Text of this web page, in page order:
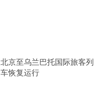
北京至乌兰巴托国际旅客列
车恢复运行